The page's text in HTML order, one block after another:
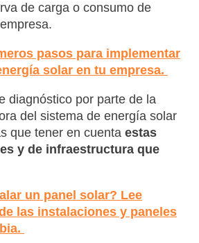
de carga o consumo de
pasos para implementar
solar en tu empresa.
diagnóstico por parte de la
del sistema de energía solar
que tener en cuenta estas
y de infraestructura que
un panel solar? Lee
las instalaciones y paneles